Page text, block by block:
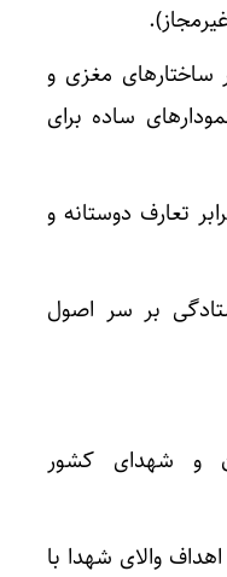
ساختارهای مغزی و
ساده برای
تعارف دوستانه و
بر سر اصول
و شهدای کشور
والای شهدا با